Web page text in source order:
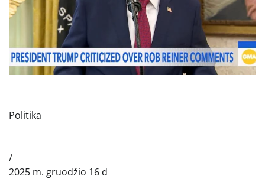
Politika
/
2025 m. gruodžio 16 d